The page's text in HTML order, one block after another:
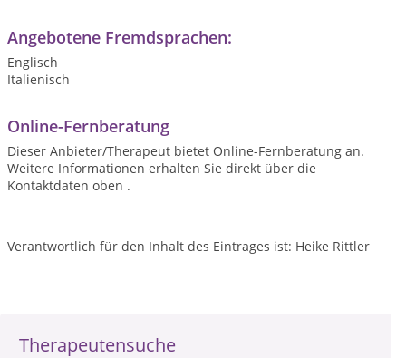
Therapeutensuche
Angebotene Fremdsprachen:
Englisch
Italienisch
Online-Fernberatung
Dieser Anbieter/Therapeut bietet Online-Fernberatung an.
Weitere Informationen erhalten Sie direkt über die
Kontaktdaten oben .
Verantwortlich für den Inhalt des Eintrages ist: Heike Rittler